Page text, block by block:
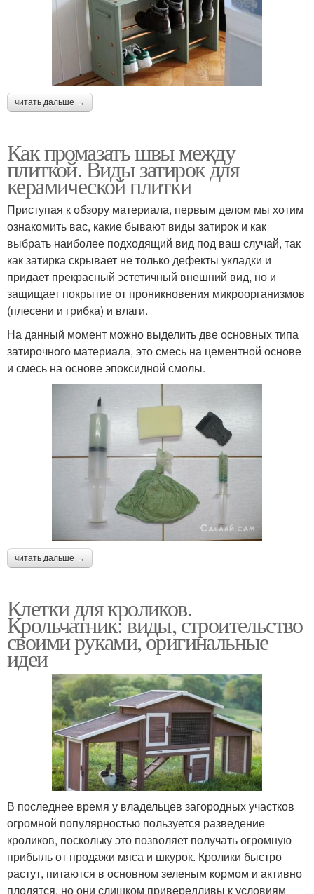
читать дальше →
Как промазать швы между
плиткой. Виды затирок для
керамической плитки
Приступая к обзору материала, первым делом мы хотим
ознакомить вас, какие бывают виды затирок и как
выбрать наиболее подходящий вид под ваш случай, так
как затирка скрывает не только дефекты укладки и
придает прекрасный эстетичный внешний вид, но и
защищает покрытие от проникновения микроорганизмов
(плесени и грибка) и влаги.
На данный момент можно выделить две основных типа
затирочного материала, это смесь на цементной основе
и смесь на основе эпоксидной смолы.
читать дальше →
Клетки для кроликов.
Крольчатник: виды, строительство
своими руками, оригинальные
идеи
В последнее время у владельцев загородных участков
огромной популярностью пользуется разведение
кроликов, поскольку это позволяет получать огромную
прибыль от продажи мяса и шкурок. Кролики быстро
растут, питаются в основном зеленым кормом и активно
плодятся, но они слишком привередливы к условиям